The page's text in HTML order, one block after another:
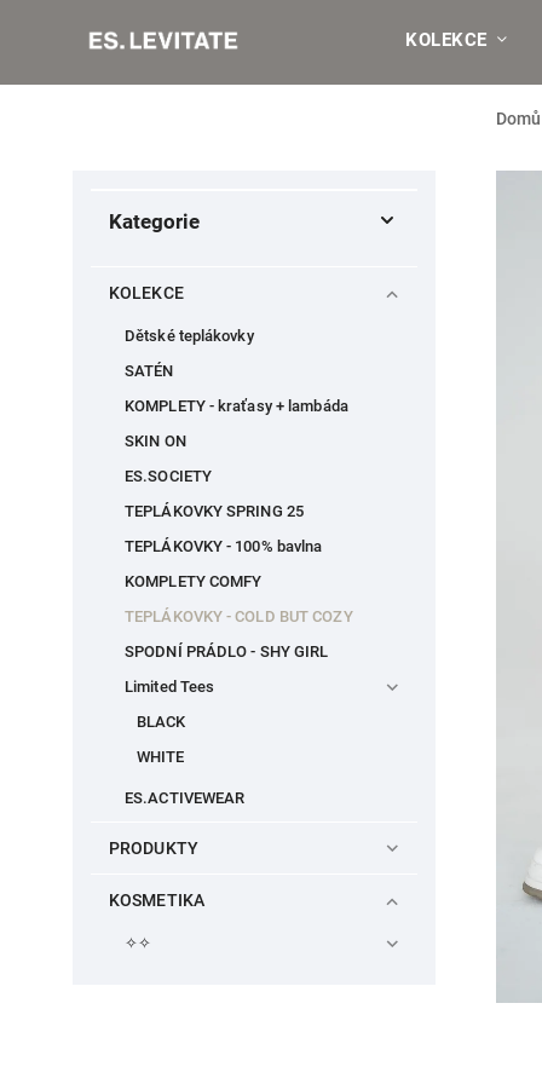
KOLEKCE
Domů
Kategorie
KOLEKCE
Dětské teplákovky
SATÉN
KOMPLETY - kraťasy + lambáda
SKIN ON
ES.SOCIETY
TEPLÁKOVKY SPRING 25
TEPLÁKOVKY - 100% bavlna
KOMPLETY COMFY
TEPLÁKOVKY - COLD BUT COZY
SPODNÍ PRÁDLO - SHY GIRL
Limited Tees
BLACK
WHITE
ES.ACTIVEWEAR
PRODUKTY
KOSMETIKA
✧✧